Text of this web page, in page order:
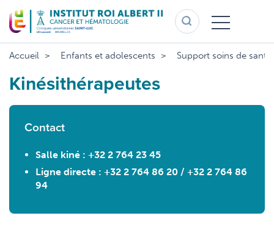
au
contenu
principal
Accueil Enfants et adolescents Support soins de santé
Kinésithérapeutes
Contact
Salle kiné : +32 2 764 23 45
Ligne directe : +32 2 764 86 20 / +32 2 764 86
94